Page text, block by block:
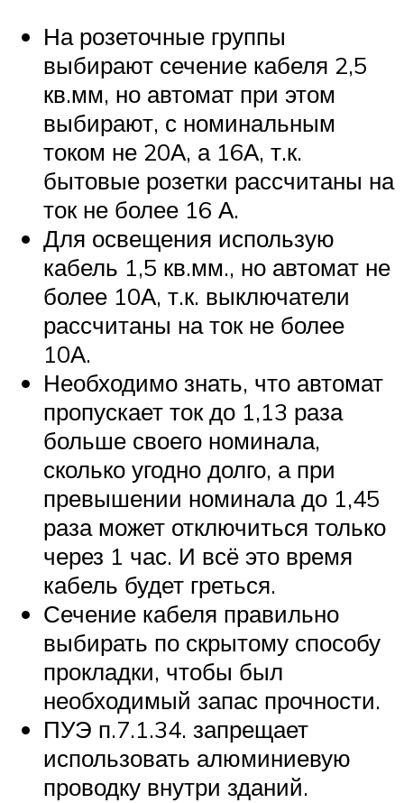
На розеточные группы
выбирают сечение кабеля 2,5
кв.мм, но автомат при этом
выбирают, с номинальным
током не 20А, а 16А, т.к.
бытовые розетки рассчитаны на
ток не более 16 А.
Для освещения использую
кабель 1,5 кв.мм., но автомат не
более 10А, т.к. выключатели
рассчитаны на ток не более
10А.
Необходимо знать, что автомат
пропускает ток до 1,13 раза
больше своего номинала,
сколько угодно долго, а при
превышении номинала до 1,45
раза может отключиться только
через 1 час. И всё это время
кабель будет греться.
Сечение кабеля правильно
выбирать по скрытому способу
прокладки, чтобы был
необходимый запас прочности.
ПУЭ п.7.1.34. запрещает
использовать алюминиевую
проводку внутри зданий.